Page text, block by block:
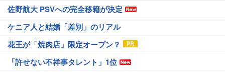
佐野航大 PSVへの完全移籍が決定
ケニア人と結婚「差別」のリアル
花王が「焼肉店」限定オープン？
「許せない不祥事タレント」1位